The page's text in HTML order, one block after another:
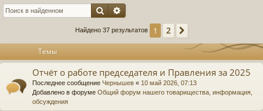
ел Поиск
Найдено 37 результатов 1 2
Темы
Отчёт о работе председателя и Правления за 2025
Последнее сообщение Чернышев « 10 май 2026, 07:13
Добавлено в форуме Общий форум нашего товарищества, информация,
обсуждения